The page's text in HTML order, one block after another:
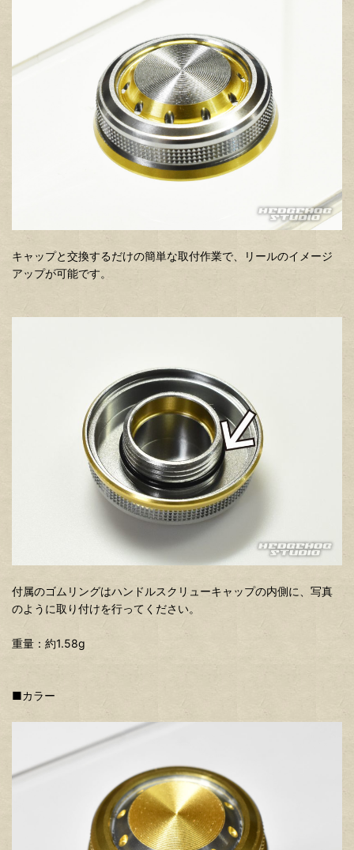
キャップと交換するだけの簡単な取付作業で、リールのイメージ
アップが可能です。
付属のゴムリングはハンドルスクリューキャップの内側に、写真
のように取り付けを行ってください。
重量：約1.58g
■カラー